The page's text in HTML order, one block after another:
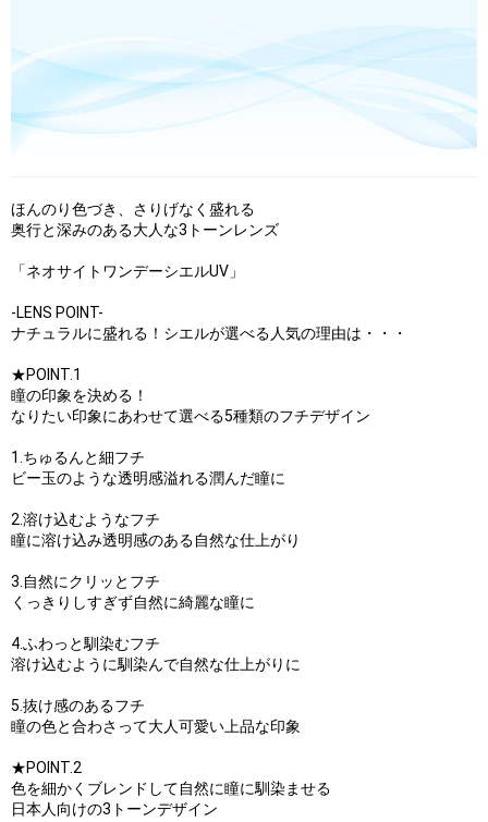
ほんのり色づき、さりげなく盛れる
奥行と深みのある大人な3トーンレンズ
「ネオサイトワンデーシエルUV」
-LENS POINT-
ナチュラルに盛れる！シエルが選べる人気の理由は・・・
★POINT.1
瞳の印象を決める！
なりたい印象にあわせて選べる5種類のフチデザイン
1.ちゅるんと細フチ
ビー玉のような透明感溢れる潤んだ瞳に
2.溶け込むようなフチ
瞳に溶け込み透明感のある自然な仕上がり
3.自然にクリッとフチ
くっきりしすぎず自然に綺麗な瞳に
4.ふわっと馴染むフチ
溶け込むように馴染んで自然な仕上がりに
5.抜け感のあるフチ
瞳の色と合わさって大人可愛い上品な印象
★POINT.2
色を細かくブレンドして自然に瞳に馴染ませる
日本人向けの3トーンデザイン